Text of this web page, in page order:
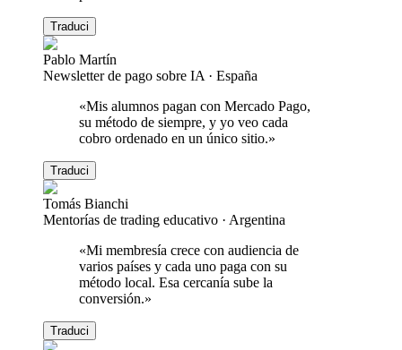
Traduci
Pablo Martín
Newsletter de pago sobre IA · España
«Mis alumnos pagan con Mercado Pago,
su método de siempre, y yo veo cada
cobro ordenado en un único sitio.»
Traduci
Tomás Bianchi
Mentorías de trading educativo · Argentina
«Mi membresía crece con audiencia de
varios países y cada uno paga con su
método local. Esa cercanía sube la
conversión.»
Traduci